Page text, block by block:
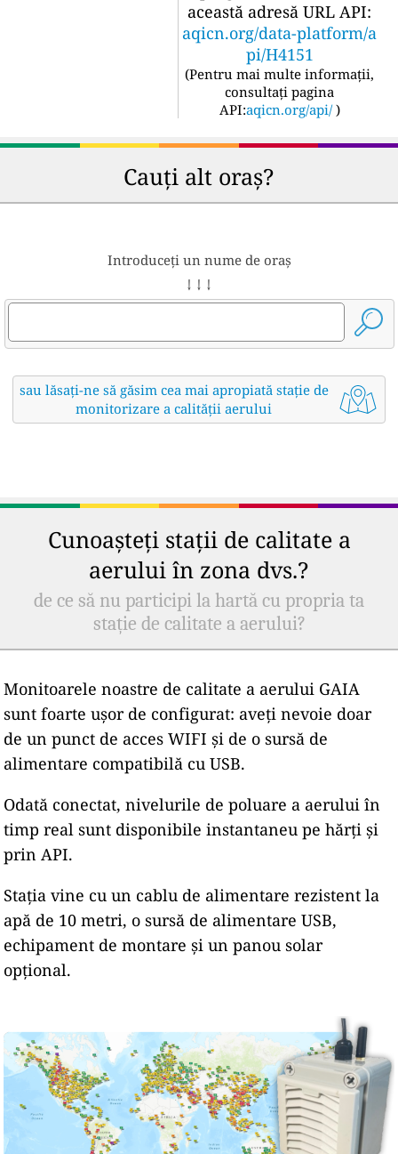
această adresă URL API:
aqicn.org/data-platform/a
pi/H4151
(Pentru mai multe informații,
consultați pagina
API:aqicn.org/api/ )
Cauți alt oraș?
Introduceți un nume de oraș
↓ ↓ ↓
sau lăsați-ne să găsim cea mai apropiată stație de
monitorizare a calității aerului
Cunoașteți stații de calitate a
aerului în zona dvs.?
de ce să nu participi la hartă cu propria ta
stație de calitate a aerului?
Monitoarele noastre de calitate a aerului GAIA
sunt foarte ușor de configurat: aveți nevoie doar
de un punct de acces WIFI și de o sursă de
alimentare compatibilă cu USB.
Odată conectat, nivelurile de poluare a aerului în
timp real sunt disponibile instantaneu pe hărți și
prin API.
Stația vine cu un cablu de alimentare rezistent la
apă de 10 metri, o sursă de alimentare USB,
echipament de montare și un panou solar
opțional.